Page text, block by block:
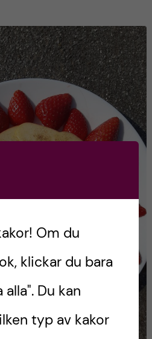
Om du
klickar du bara
Du kan
typ av kakor